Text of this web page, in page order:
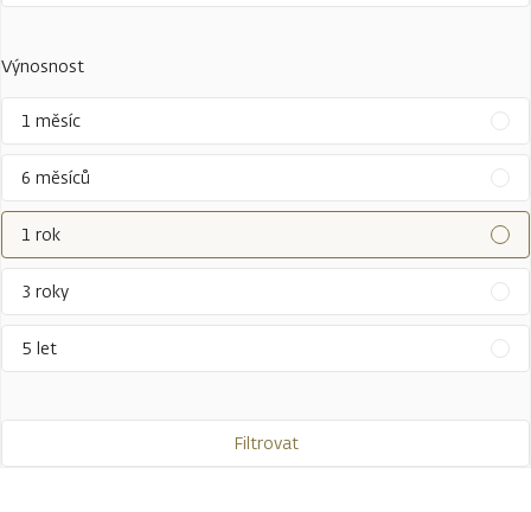
Výnosnost
1 měsíc
6 měsíců
1 rok
3 roky
5 let
Filtrovat